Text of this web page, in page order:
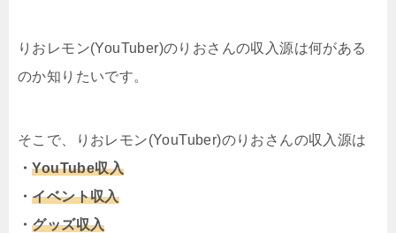
りおレモン(YouTuber)のりおさんの収入源は何がある
のか知りたいです。
そこで、りおレモン(YouTuber)のりおさんの収入源は
・YouTube収入
・イベント収入
・グッズ収入